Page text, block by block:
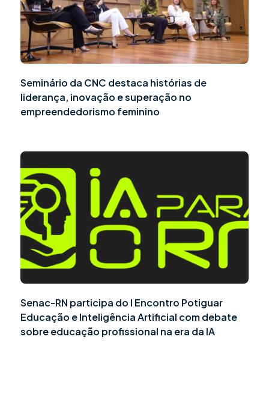
Seminário da CNC destaca histórias de
liderança, inovação e superação no
empreendedorismo feminino
Senac-RN participa do I Encontro Potiguar
Educação e Inteligência Artificial com debate
sobre educação profissional na era da IA